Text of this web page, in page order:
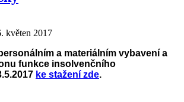
květen 2017
a materiálním vybavení a
funkce insolvenčního
ke stažení zde.